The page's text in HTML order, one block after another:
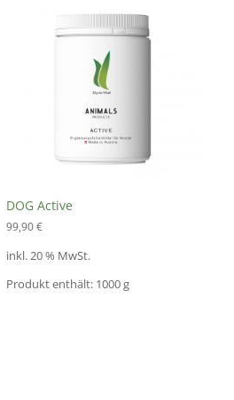
DOG Active
99,90€
inkl. 20 % MwSt.
Produkt enthält: 1000g